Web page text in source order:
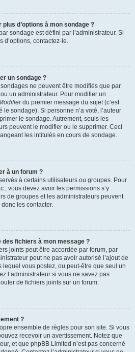
d’options à mon sondage ?
sondage est défini par l’administrateur. Si
d’options, contactez-le.
un sondage ?
ne peuvent être modifiés que par
un administrateur. Pour modifier un
du premier message du sujet (c’est
sondage). Si personne n’a voté, l’auteur
le sondage. Autrement, seuls les
peuvent le modifier ou le supprimer. Ceci
les intitulés en cours de sondage.
à un forum ?
à certains utilisateurs ou groupes. Pour
vous devez avoir les permissions s’y
de groupes et les administrateurs peuvent
les contacter.
des fichiers à mon message ?
joints peut être accordée par forum, par
peut ne pas avoir autorisé l’ajout de
vous postez, ou peut-être que seul un
l’administrateur si vous ne savez pas
de fichiers joints sur un forum.
?
ensemble de règles pour son site. Si vous
recevoir un avertissement. Notez que
et que phpBB Limited n’est pas concerné